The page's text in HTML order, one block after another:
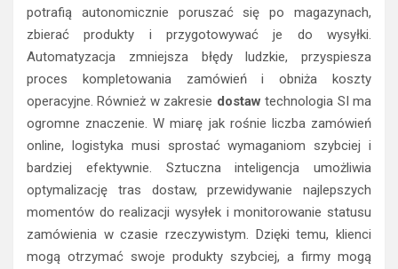
potrafią autonomicznie poruszać się po magazynach,
zbierać produkty i przygotowywać je do wysyłki.
Automatyzacja zmniejsza błędy ludzkie, przyspiesza
proces kompletowania zamówień i obniża koszty
operacyjne. Również w zakresie dostawtechnologia SI ma
ogromne znaczenie. W miarę jak rośnie liczba zamówień
online, logistyka musi sprostać wymaganiom szybciej i
bardziej efektywnie. Sztuczna inteligencja umożliwia
optymalizację tras dostaw, przewidywanie najlepszych
momentów do realizacji wysyłek i monitorowanie statusu
zamówienia w czasie rzeczywistym. Dzięki temu, klienci
mogą otrzymać swoje produkty szybciej, a firmy mogą